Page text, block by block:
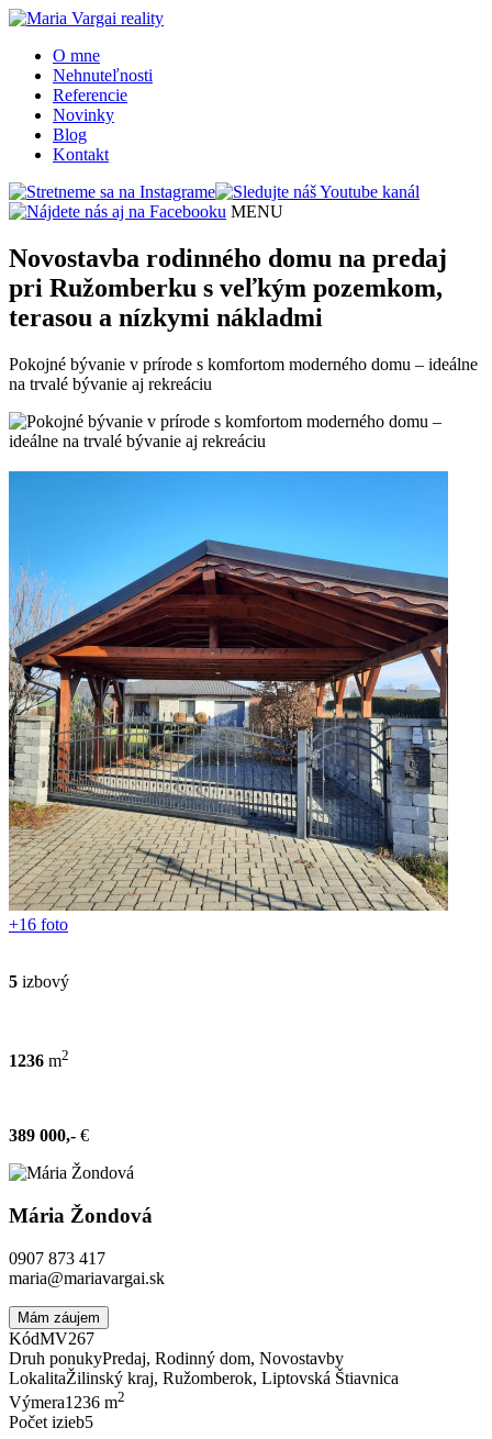
O mne
Nehnuteľnosti
Referencie
Novinky
Blog
Kontakt
MENU
Novostavba rodinného domu na predaj
pri Ružomberku s veľkým pozemkom,
terasou a nízkymi nákladmi
Pokojné bývanie v prírode s komfortom moderného domu – ideálne
na trvalé bývanie aj rekreáciu
+16 foto
5 izbový
1236 m2
389 000,- €
Mária Žondová
0907 873 417
maria@mariavargai.sk
Mám záujem
KódMV267
Druh ponukyPredaj, Rodinný dom, Novostavby
LokalitaŽilinský kraj, Ružomberok, Liptovská Štiavnica
Výmera1236 m2
Počet izieb5